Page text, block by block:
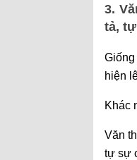
3.
tả,
hiện
Khác
Văn
tự sự